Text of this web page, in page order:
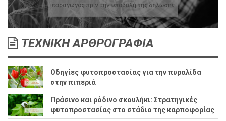
ΤΕΧΝΙΚΗ ΑΡΘΡΟΓΡΑΦΙΑ
Οδηγίες φυτοπροστασίας για την πυραλίδα
στην πιπεριά
Πράσινο και ρόδινο σκουλήκι: Στρατηγικές
φυτοπροστασίας στο στάδιο της καρποφορίας